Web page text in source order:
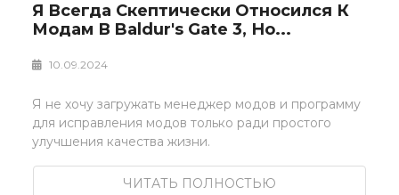
Я Всегда Скептически Относился К
Модам В Baldur's Gate 3, Но...
10.09.2024
Я не хочу загружать менеджер модов и программу
для исправления модов только ради простого
улучшения качества жизни.
ЧИТАТЬ ПОЛНОСТЬЮ